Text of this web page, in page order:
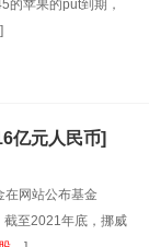
的苹果的put到期，
亿元人民币]
在网站公布基金
至2021年底，挪威